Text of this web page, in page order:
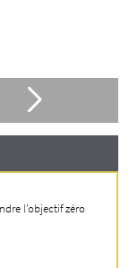
l’objectif zéro